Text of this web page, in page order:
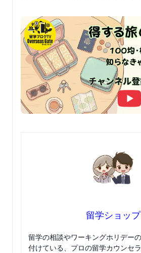
留学ショップ
留学の相談やワーキングホリデー
付けている、プロの留学カウンセ